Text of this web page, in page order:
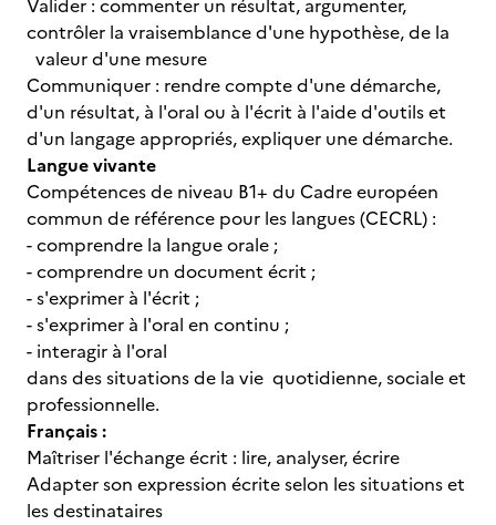
Valider : commenter un résultat, argumenter,
contrôler la vraisemblance d'une hypothèse, de la
valeur d'une mesure
Communiquer : rendre compte d'une démarche,
d'un résultat, à l'oral ou à l'écrit à l'aide d'outils et
d'un langage appropriés, expliquer une démarche.
Langue vivante
Compétences de niveau B1+ du Cadre européen
commun de référence pour les langues (CECRL) :
- comprendre la langue orale ;
- comprendre un document écrit ;
- s'exprimer à l'écrit ;
- s'exprimer à l'oral en continu ;
- interagir à l'oral
dans des situations de la vie quotidienne, sociale et
professionnelle.
Français :
Maîtriser l'échange écrit : lire, analyser, écrire
Adapter son expression écrite selon les situations et
les destinataires